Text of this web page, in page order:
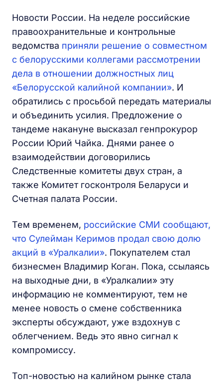
Новости России. На неделе российские
правоохранительные и контрольные
ведомства приняли решение о совместном
с белорусскими коллегами рассмотрении
дела в отношении должностных лиц
«Белорусской калийной компании». И
обратились с просьбой передать материалы
и объединить усилия. Предложение о
тандеме накануне высказал генпрокурор
России Юрий Чайка. Днями ранее о
взаимодействии договорились
Следственные комитеты двух стран, а
также Комитет госконтроля Беларуси и
Счетная палата России.
Тем временем, российские СМИ сообщают,
что Сулейман Керимов продал свою долю
акций в «Уралкалии». Покупателем стал
бизнесмен Владимир Коган. Пока, ссылаясь
на выходные дни, в «Уралкалии» эту
информацию не комментируют, тем не
менее новость о смене собственника
эксперты обсуждают, уже вздохнув с
облегчением. Ведь это явно сигнал к
компромиссу.
Топ-новостью на калийном рынке стала